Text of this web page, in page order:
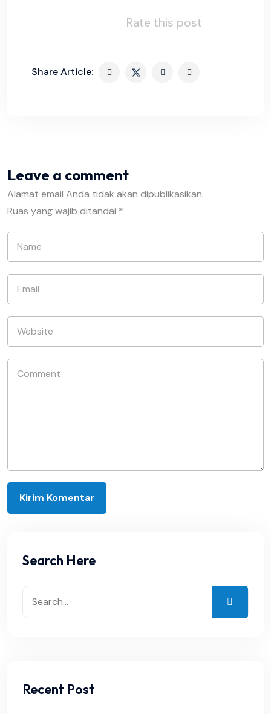
Rate this post
Share Article:
Leave a comment
Alamat email Anda tidak akan dipublikasikan.
Ruas yang wajib ditandai *
Search Here
Recent Post